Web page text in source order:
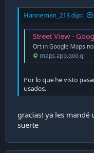
Hanneman_213 dijo:
Street View ·
Ort in Google Maps
maps.app.goo.gl
Por lo que he visto
usados.
gracias! ya les
suerte